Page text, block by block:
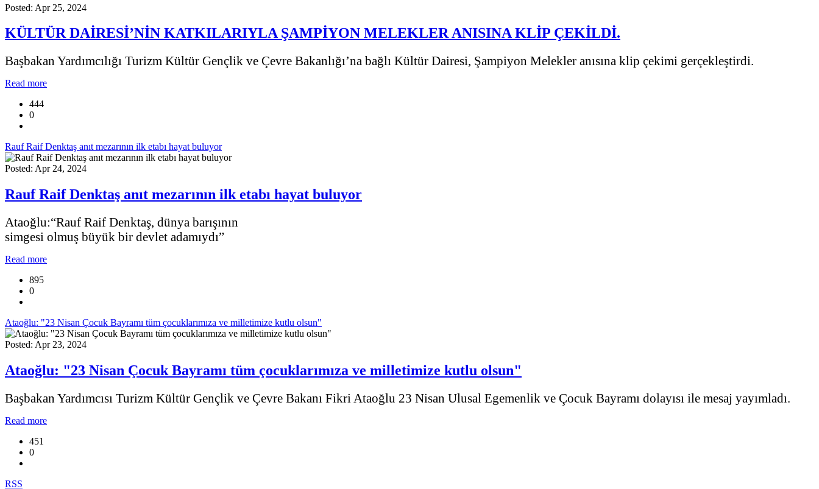
Posted: Apr 25, 2024
KÜLTÜR DAİRESİ’NİN KATKILARIYLA ŞAMPİYON MELEKLER ANISINA KLİP ÇEKİLDİ.
Başbakan Yardımcılığı Turizm Kültür Gençlik ve Çevre Bakanlığı’na bağlı Kültür Dairesi, Şampiyon Melekler anısına klip çekimi gerçekleştirdi.
Read more
444
0
Rauf Raif Denktaş anıt mezarının ilk etabı hayat buluyor
Posted: Apr 24, 2024
Rauf Raif Denktaş anıt mezarının ilk etabı hayat buluyor
Ataoğlu:“Rauf Raif Denktaş, dünya barışının
simgesi olmuş büyük bir devlet adamıydı”
Read more
895
0
Ataoğlu: "23 Nisan Çocuk Bayramı tüm çocuklarımıza ve milletimize kutlu olsun"
Posted: Apr 23, 2024
Ataoğlu: "23 Nisan Çocuk Bayramı tüm çocuklarımıza ve milletimize kutlu olsun"
Başbakan Yardımcısı Turizm Kültür Gençlik ve Çevre Bakanı Fikri Ataoğlu 23 Nisan Ulusal Egemenlik ve Çocuk Bayramı dolayısı ile mesaj yayımladı.
Read more
451
0
RSS